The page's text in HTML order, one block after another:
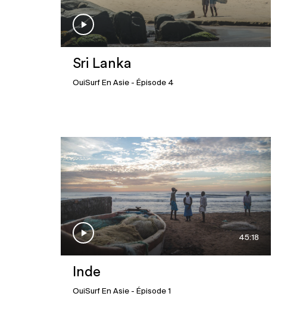
Sri Lanka
OuiSurf En Asie - Épisode 4
45:18
Inde
OuiSurf En Asie - Épisode 1